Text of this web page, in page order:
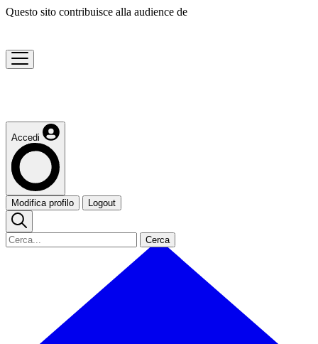
Questo sito contribuisce alla audience de
Accedi
Modifica profilo Logout
Cerca